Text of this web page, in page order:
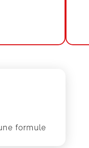
formule